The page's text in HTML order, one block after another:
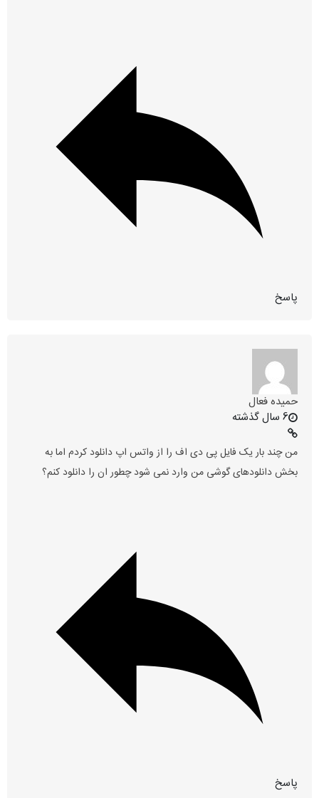
پاسخ
حمیده فعال
6 سال گذشته
من چند بار یک فایل پی دی اف را از واتس اپ دانلود کردم اما به
بخش دانلودهای گوشی من وارد نمی شود چطور ان را دانلود کنم؟
پاسخ